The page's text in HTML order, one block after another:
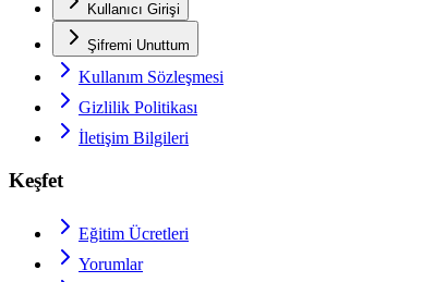
Kullanıcı Girişi
Şifremi Unuttum
Kullanım Sözleşmesi
Gizlilik Politikası
İletişim Bilgileri
Keşfet
Eğitim Ücretleri
Yorumlar